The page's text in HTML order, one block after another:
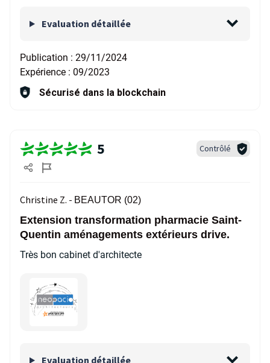
Evaluation détaillée
Publication : 29/11/2024
Expérience : 09/2023
Sécurisé dans la blockchain
5 Contrôlé
Christine Z. - BEAUTOR (02)
Extension transformation pharmacie Saint-
Quentin aménagements extérieurs drive.
Très bon cabinet d'architecte
Evaluation détaillée